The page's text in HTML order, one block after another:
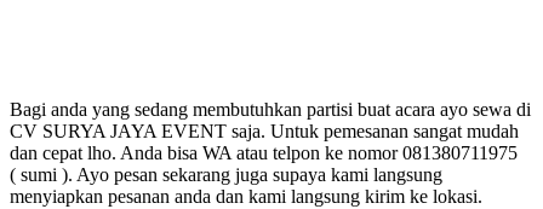
Bagi anda yang sedang membutuhkan partisi buat acara ayo sewa di
CV SURYA JAYA EVENT saja. Untuk pemesanan sangat mudah
dan cepat lho. Anda bisa WA atau telpon ke nomor 081380711975
( sumi ). Ayo pesan sekarang juga supaya kami langsung
menyiapkan pesanan anda dan kami langsung kirim ke lokasi.